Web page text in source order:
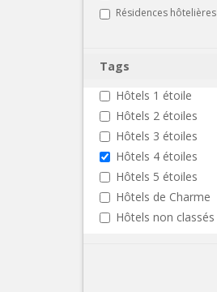
Résidences hôtelières
Tags
Hôtels 1 étoile
Hôtels 2 étoiles
Hôtels 3 étoiles
Hôtels 4 étoiles
Hôtels 5 étoiles
Hôtels de Charme
Hôtels non classés